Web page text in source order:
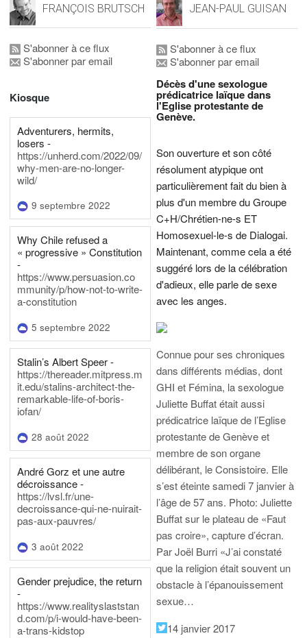
FRANÇOIS BRUTSCH
S'abonner à ce flux
S'abonner par email
Kiosque
Adventurers, hermits,
losers -
https://unherd.com/2022/09/
why-men-are-no-longer-
wild/
9 septembre 2022
Why Chile refused a
« progressive » Constitution
-
https://www.persuasion.co
mmunity/p/how-not-to-write-
a-constitution
5 septembre 2022
Stalin’s Albert Speer -
https://thereader.mitpress.m
it.edu/stalins-architect-the-
remarkable-life-of-boris-
iofan/
28 août 2022
André Gorz et une autre
décroissance -
https://lvsl.fr/une-
decroissance-qui-ne-nuirait-
pas-aux-pauvres/
3 août 2022
Gender prejudice, the return
-
https://www.realityslaststan
d.com/p/i-would-have-been-
a-trans-kidstop
JEAN-PAUL GUISAN
S'abonner à ce flux
S'abonner par email
Décès d'une sexologue
prédicatrice laïque dans
l'Eglise protestante de
Genève.
Son ouverture et son côté
résolument atypique ont
particulièrement fait du bien à
plus d'un membre du Groupe
C+H/Chrétien-ne-s ET
Homosexuel-le-s de Dialogai.
Maintenant, comme cela a été
suggéré lors de la célébration
d'adieux, elle parle de sexe
avec les anges.
Connue pour ses chroniques
dans différents médias, dont
GHI et Fémina, la sexologue
Juliette Buffat était aussi
prédicatrice laïque de l’Eglise
protestante de Genève et
membre de son organe
délibérant, le Consistoire. Elle
s’est éteinte samedi 7 janvier à
l’âge de 57 ans. Photo: Juliette
Buffat sur le plateau de «Faut
pas croire», capture d’écran.
Par Joël Burri «J’ai constaté
que la religion était souvent un
obstacle à l’épanouissement
sexue…
14 janvier 2017